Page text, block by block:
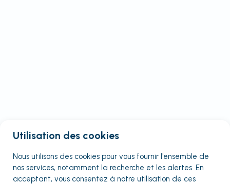
Utilisation des cookies
Nous utilisons des cookies pour vous fournir l'ensemble de
nos services, notamment la recherche et les alertes. En
acceptant, vous consentez à notre utilisation de ces